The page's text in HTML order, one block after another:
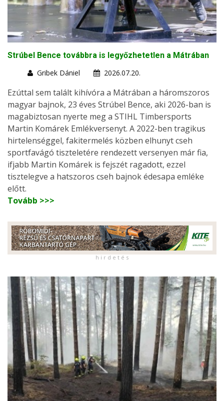
Strúbel Bence továbbra is legyőzhetetlen a Mátrában
Gribek Dániel
2026.07.20.
Ezúttal sem talált kihívóra a Mátrában a háromszoros
magyar bajnok, 23 éves Strúbel Bence, aki 2026-ban is
magabiztosan nyerte meg a STIHL Timbersports
Martin Komárek Emlékversenyt. A 2022-ben tragikus
hirtelenséggel, fakitermelés közben elhunyt cseh
sportfavágó tiszteletére rendezett versenyen már fia,
ifjabb Martin Komárek is fejszét ragadott, ezzel
tisztelegve a hatszoros cseh bajnok édesapa emléke
előtt.
Tovább >>>
h i r d e t é s